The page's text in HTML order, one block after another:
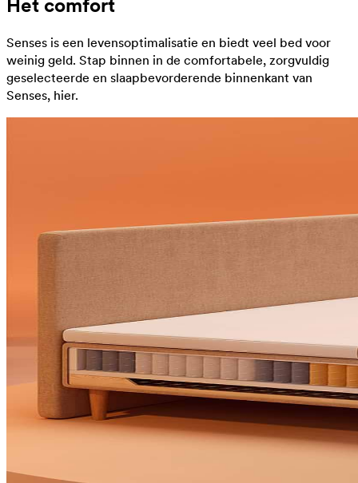
Het comfort
Senses is een levensoptimalisatie en biedt veel bed voor
weinig geld. Stap binnen in de comfortabele, zorgvuldig
geselecteerde en slaapbevorderende binnenkant van
Senses, hier.